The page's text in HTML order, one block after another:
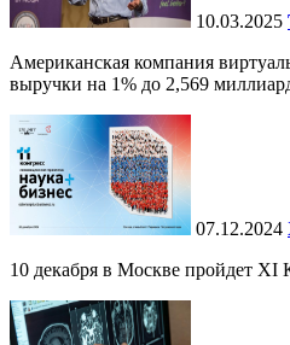
10.03.2025
Американская компания
выручки на 1% до 2,569
07.12.2024
10 декабря в Москве пройдет